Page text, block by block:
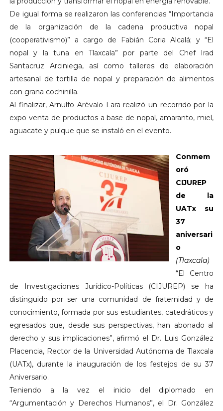
De igual forma se realizaron las conferencias “Importancia
de la organización de la cadena productiva nopal
(cooperativismo)” a cargo de Fabián Coria Alcalá; y “El
nopal y la tuna en Tlaxcala” por parte del Chef Irad
Santacruz Arciniega, así como talleres de elaboración
artesanal de tortilla de nopal y preparación de alimentos
con grana cochinilla.
Al finalizar, Arnulfo Arévalo Lara realizó un recorrido por la
expo venta de productos a base de nopal, amaranto, miel,
aguacate y pulque que se instaló en el evento.
Conmem
oró
CIJUREP
de la
UATx su
37
aniversari
o
(Tlaxcala)
“El Centro
de Investigaciones Jurídico-Políticas (CIJUREP) se ha
distinguido por ser una comunidad de fraternidad y de
conocimiento, formada por sus estudiantes, catedráticos y
egresados que, desde sus perspectivas, han abonado al
derecho y sus implicaciones”, afirmó el Dr. Luis González
Placencia, Rector de la Universidad Autónoma de Tlaxcala
(UATx), durante la inauguración de los festejos de su 37
Aniversario.
Teniendo a la vez el inicio del diplomado en
“Argumentación y Derechos Humanos”, el Dr. González